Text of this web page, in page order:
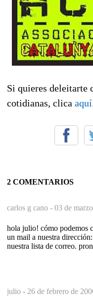
Si quieres deleitarte
cotidianas, clica aquí
2 COMENTARIOS
carlos g cano - 03 de
hola julio! cómo podemos
un mail a nuestra
nuestra lista de correo.
julio - 26 de febrero de